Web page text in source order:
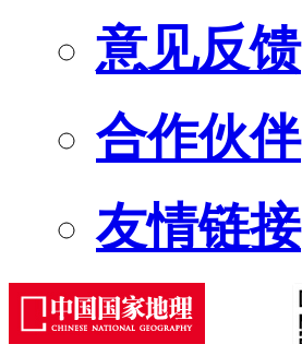
意见反馈
合作伙伴
友情链接